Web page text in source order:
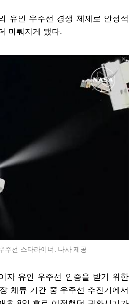
유인 우주선 경쟁 체제로 안정적
미뤄지게 됐다.
주선 스타라이너. 나사 제공
자 유인 우주선 인증을 받기 위한
체류 기간 중 우주선 추진기에서